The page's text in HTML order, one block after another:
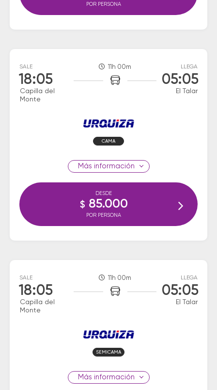
POR PERSONA
SALE
18:05
Capilla del
Monte
11h 00m LLEGA
05:05
El Talar
CAMA
información
DESDE
$ 85.000
POR PERSONA
SALE
18:05
Capilla del
Monte
11h 00m LLEGA
05:05
El Talar
SEMICAMA
información